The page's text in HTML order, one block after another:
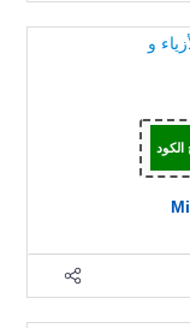
علي الأزياء و
الكود